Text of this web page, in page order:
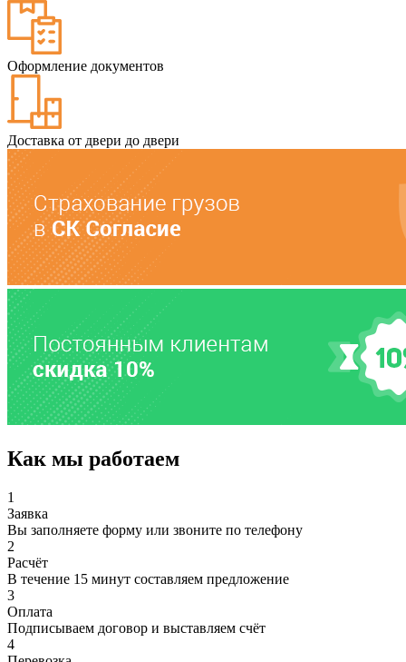
Оформление документов
Доставка от двери до двери
Как мы работаем
1
Заявка
Вы заполняете форму или звоните по телефону
2
Расчёт
В течение 15 минут составляем предложение
3
Оплата
Подписываем договор и выставляем счёт
4